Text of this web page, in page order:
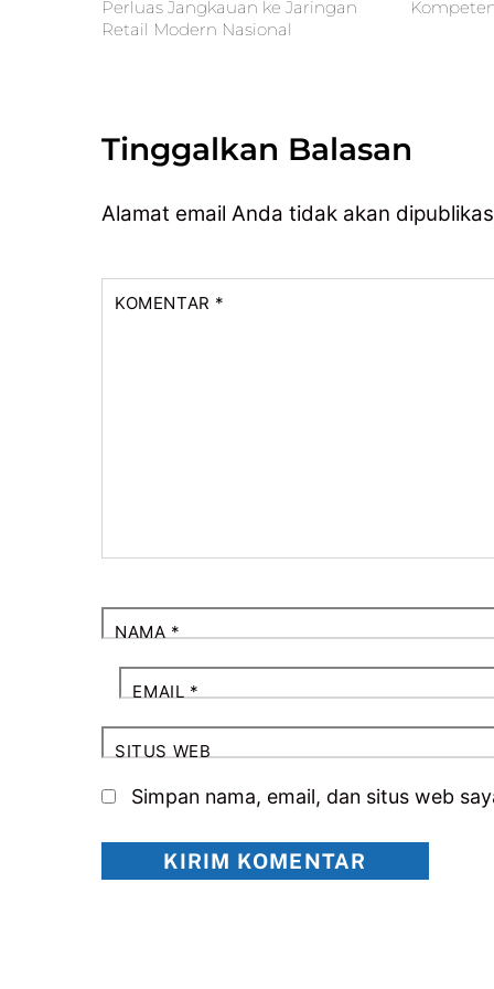
Perluas Jangkauan ke Jaringan
Retail Modern Nasional
Tinggalkan Balasan
Alamat email Anda tidak akan
KOMENTAR *
NAMA*
EMAIL*
SITUS WEB
Simpan nama, email, dan situs web